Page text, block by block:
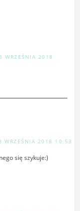
WRZEŚNIA 2018
WRZEŚNIA 2018 10:53
się szykuje:)